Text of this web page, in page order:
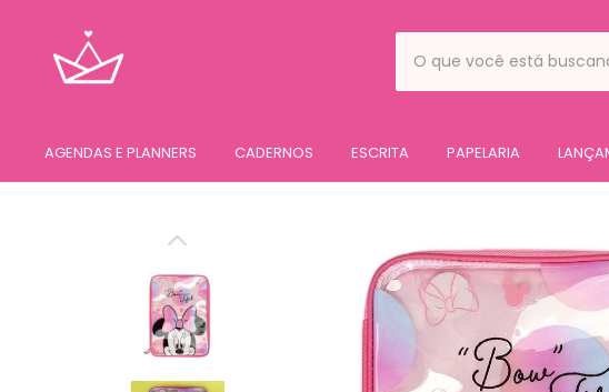
AGENDAS E PLANNERS CADERNOS ESCRITA PAPELARIA